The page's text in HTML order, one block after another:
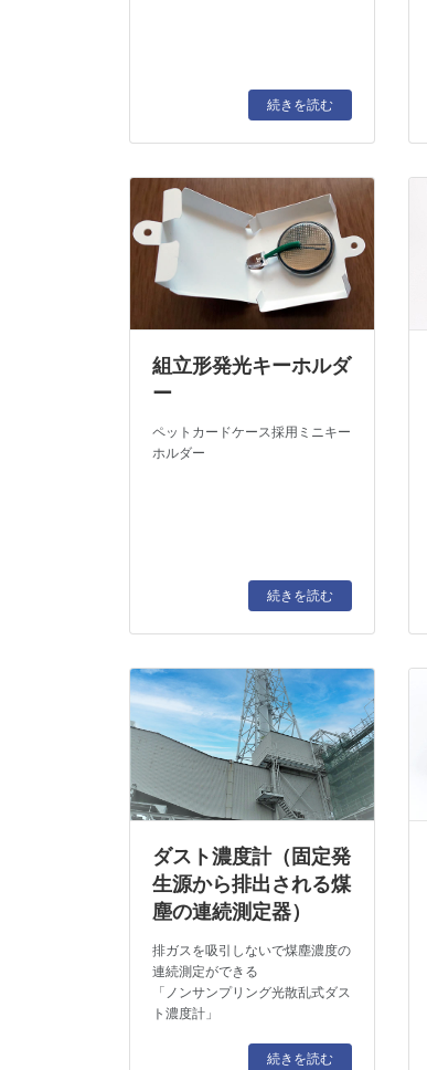
続きを読む
組立形発光キーホルダ
ー
ペットカードケース採用ミニキー
ホルダー
続きを読む
ダスト濃度計（固定発
生源から排出される煤
塵の連続測定器）
排ガスを吸引しないで煤塵濃度の
連続測定ができる
「ノンサンプリング光散乱式ダス
ト濃度計」
続きを読む